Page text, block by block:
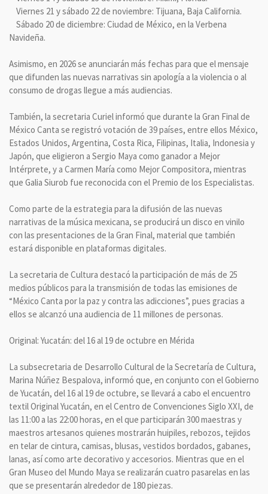
Viernes 21 y sábado 22 de noviembre: Tijuana, Baja California.
Sábado 20 de diciembre: Ciudad de México, en la Verbena
Navideña.
Asimismo, en 2026 se anunciarán más fechas para que el mensaje
que difunden las nuevas narrativas sin apología a la violencia o al
consumo de drogas llegue a más audiencias.
También, la secretaria Curiel informó que durante la Gran Final de
México Canta se registró votación de 39 países, entre ellos México,
Estados Unidos, Argentina, Costa Rica, Filipinas, Italia, Indonesia y
Japón, que eligieron a Sergio Maya como ganador a Mejor
Intérprete, y a Carmen María como Mejor Compositora, mientras
que Galia Siurob fue reconocida con el Premio de los Especialistas.
Como parte de la estrategia para la difusión de las nuevas
narrativas de la música mexicana, se producirá un disco en vinilo
con las presentaciones de la Gran Final, material que también
estará disponible en plataformas digitales.
La secretaria de Cultura destacó la participación de más de 25
medios públicos para la transmisión de todas las emisiones de
“México Canta por la paz y contra las adicciones”, pues gracias a
ellos se alcanzó una audiencia de 11 millones de personas.
Original: Yucatán: del 16 al 19 de octubre en Mérida
La subsecretaria de Desarrollo Cultural de la Secretaría de Cultura,
Marina Núñez Bespalova, informó que, en conjunto con el Gobierno
de Yucatán, del 16 al 19 de octubre, se llevará a cabo el encuentro
textil Original Yucatán, en el Centro de Convenciones Siglo XXI, de
las 11:00 a las 22:00 horas, en el que participarán 300 maestras y
maestros artesanos quienes mostrarán huipiles, rebozos, tejidos
en telar de cintura, camisas, blusas, vestidos bordados, gabanes,
lanas, así como arte decorativo y accesorios. Mientras que en el
Gran Museo del Mundo Maya se realizarán cuatro pasarelas en las
que se presentarán alrededor de 180 piezas.